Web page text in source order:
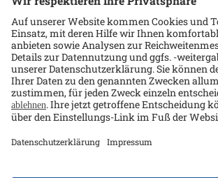
Shop-Service
Informationen
Ansprechpartner